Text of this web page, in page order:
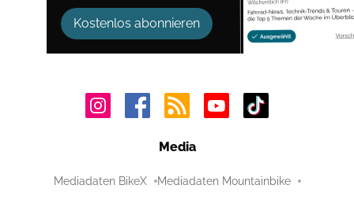
Kostenlos abonnieren
Media
Mediadaten BikeX Mediadaten Mountainbike